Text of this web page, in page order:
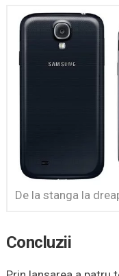
De la stanga la
Concluzii